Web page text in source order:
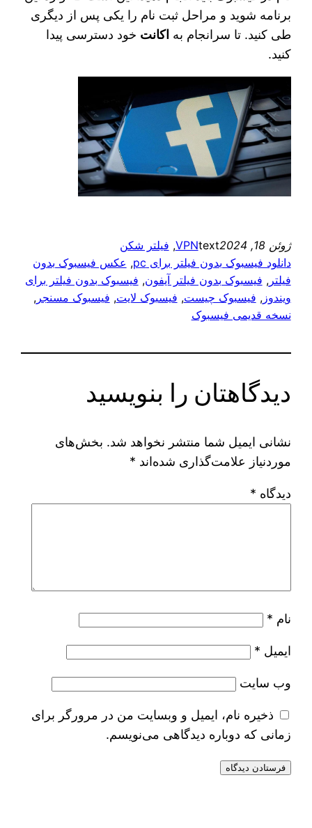
برنامه شوید و مراحل ثبت نام را یکی پس از دیگری
طی کنید. تا سرانجام به اکانت خود دسترسی پیدا
کنید.
ژوئن 18, 2024 text
VPN
, فیلتر شکن
دانلود فیسبوک بدون فیلتر برای pc
, عکس فیسبوک بدون
فیلتر, فیسبوک بدون فیلتر آیفون, فیسبوک بدون فیلتر برای
ویندوز, فیسبوک چیست, فیسبوک لایت, فیسبوک مسنجر,
نسخه قدیمی فیسبوک
دیدگاهتان را بنویسید
نشانی ایمیل شما منتشر نخواهد شد. بخش‌های
موردنیاز علامت‌گذاری شده‌اند *
دیدگاه *
نام *
ایمیل *
وب‌ سایت
ذخیره نام، ایمیل و وبسایت من در مرورگر برای
زمانی که دوباره دیدگاهی می‌نویسم.